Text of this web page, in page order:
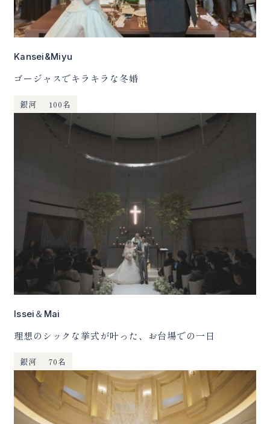
Kansei&Miyu
ゴージャスでキラキラな冬婚
銀河 100名
Issei＆Mai
理想のシックな挙式が叶った、お台場での一日
銀河 70名